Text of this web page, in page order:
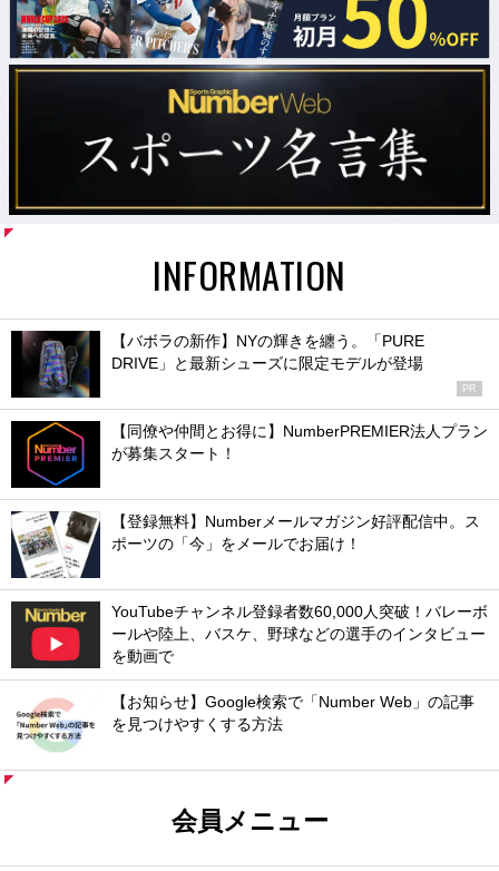
INFORMATION
【バボラの新作】NYの輝きを纏う。「PURE
DRIVE」と最新シューズに限定モデルが登場
PR
【同僚や仲間とお得に】NumberPREMIER法人プラン
が募集スタート！
【登録無料】Numberメールマガジン好評配信中。ス
ポーツの「今」をメールでお届け！
YouTubeチャンネル登録者数60,000人突破！バレーボ
ールや陸上、バスケ、野球などの選手のインタビュー
を動画で
【お知らせ】Google検索で「Number Web」の記事
を見つけやすくする方法
会員メニュー